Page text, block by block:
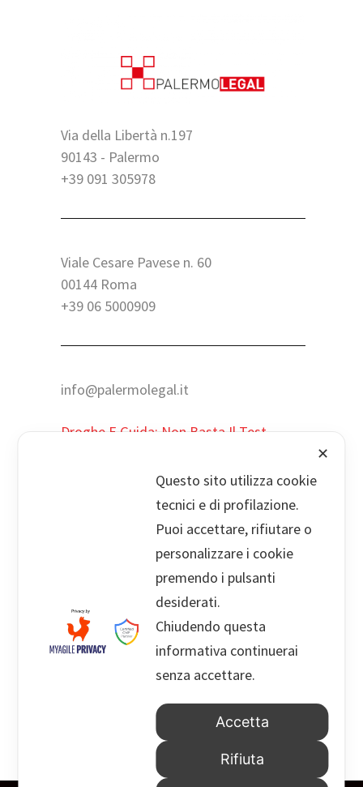
Via della Libertà n.197
90143 - Palermo
+39 091 305978
Viale Cesare Pavese n. 60
00144 Roma
+39 06 5000909
info@palermolegal.it
Droghe E Guida: Non Basta Il Test
Tutela Del Debito. Richieste Di
Pagamento Da Società Finanziarie:
Come Tutelarsi Efficacemente?
Palermo, Mafia Ed Estorsioni Alla Noce:
Nel Processo «Grande Inverno» Due
Civile Contro Il Racket
✕
Questo sito utilizza cookie
tecnici e di profilazione.
Puoi accettare, rifiutare o
personalizzare i cookie
premendo i pulsanti
desiderati.
Chiudendo questa
informativa continuerai
senza accettare.
Accetta
Rifiuta